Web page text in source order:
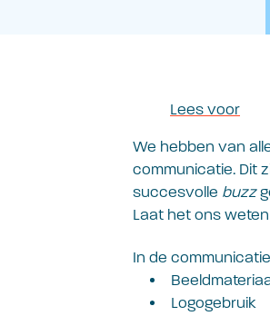
Lees voor
We hebben van
communicatie. Dit
succesvolle buzz
Laat het ons
In de
Logogebruik